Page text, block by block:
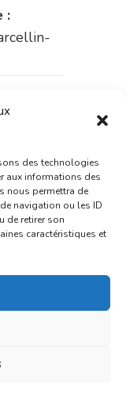
des technologies
aux informations des
nous permettra de
navigation ou les ID
de retirer son
caractéristiques et
:
:
la
:
:
: